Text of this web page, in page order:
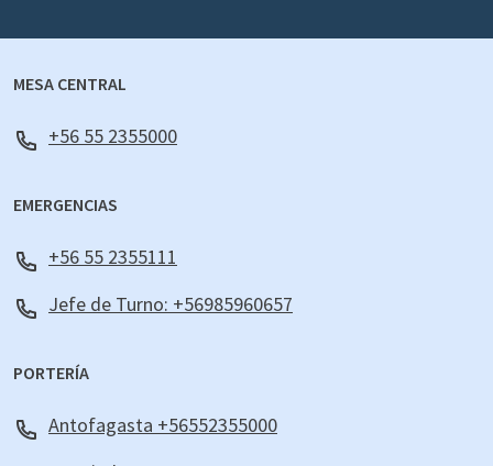
MESA CENTRAL
+56 55 2355000
EMERGENCIAS
+56 55 2355111
Jefe de Turno: +56985960657
PORTERÍA
Antofagasta +56552355000